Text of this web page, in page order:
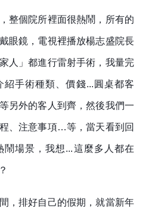
整個院所裡面很熱鬧，所有的
眼鏡，電視裡播放楊志盛院長
人」都進行雷射手術，我量完
手術種類、價錢...圓桌都客
另外的客人到齊，然後我們一
、注意事項…等，當天看到回
場景，我想...這麼多人都在
，排好自己的假期，就當新年